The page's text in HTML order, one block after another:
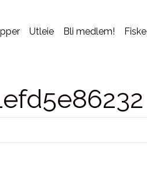
Utleie Bli medlem! Fiske